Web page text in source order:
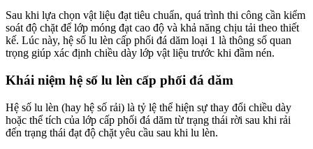
Sau khi lựa chọn vật liệu đạt tiêu chuẩn, quá trình thi công cần kiểm
soát độ chặt để lớp móng đạt cao độ và khả năng chịu tải theo thiết
kế. Lúc này, hệ số lu lèn cấp phối đá dăm loại 1 là thông số quan
trọng giúp xác định chiều dày lớp vật liệu trước khi đầm nén.
Khái niệm hệ số lu lèn cấp phối đá dăm
Hệ số lu lèn (hay hệ số rải) là tỷ lệ thể hiện sự thay đổi chiều dày
hoặc thể tích của lớp cấp phối đá dăm từ trạng thái rời sau khi rải
đến trạng thái đạt độ chặt yêu cầu sau khi lu lèn.